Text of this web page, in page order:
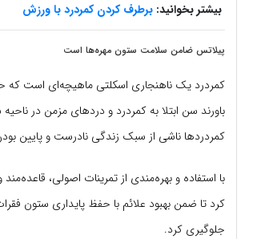
بیشتر بخوانید: برطرف کردن کمردرد با ورزش
پیلاتس ضامن سلامت ستون مهره‌ها است
باورند سن ابتلا به کمردرد و دردهای مزمن در
کمردردها ناشی از سبک زندگی نادرست و
با استفاده و بهره‌مندی از تمرینات اصولی،
کرد تا ضمن بهبود علائم با حفظ پایداری ستون
جلوگیری کرد.